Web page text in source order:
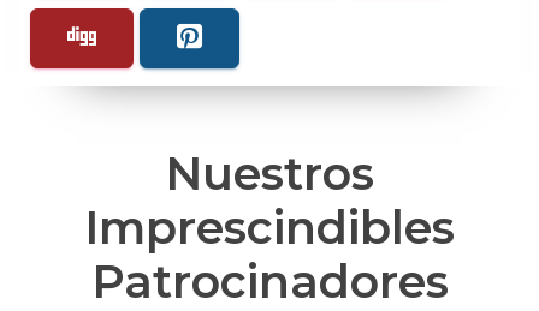
Nuestros
Imprescindibles
Patrocinadores